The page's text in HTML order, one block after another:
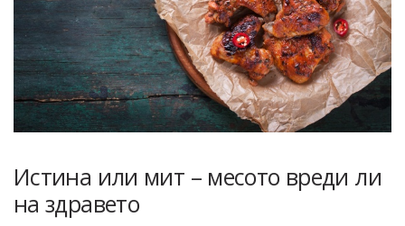
Истина или мит – месото вреди ли
на здравето